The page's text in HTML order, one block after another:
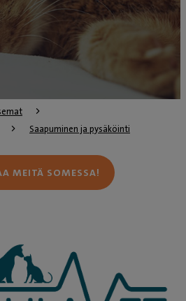
Saapuminen ja pysäköinti
MEITÄ SOMESSA!